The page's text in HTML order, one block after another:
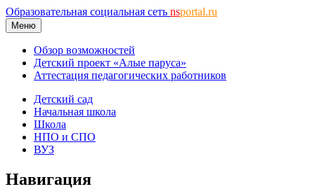
Образовательная социальная сеть nsportal.ru
Меню
Обзор возможностей
Детский проект «Алые паруса»
Аттестация педагогических работников
Детский сад
Начальная школа
Школа
НПО и СПО
ВУЗ
Навигация